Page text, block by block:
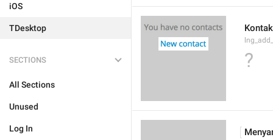
iOS
TDesktop
SECTIONS
All Sections
Unused
Log In
?